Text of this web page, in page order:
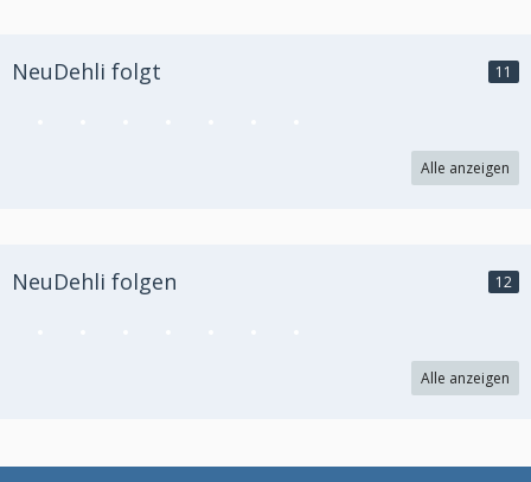
NeuDehli folgt 11
Alle anzeigen
NeuDehli folgen 12
Alle anzeigen